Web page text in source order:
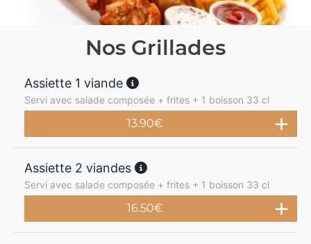
Nos Grillades
Assiette 1 viande
Servi avec salade composée + frites + 1 boisson 33 cl
13.90€
Assiette 2 viandes
Servi avec salade composée + frites + 1 boisson 33 cl
16.50€